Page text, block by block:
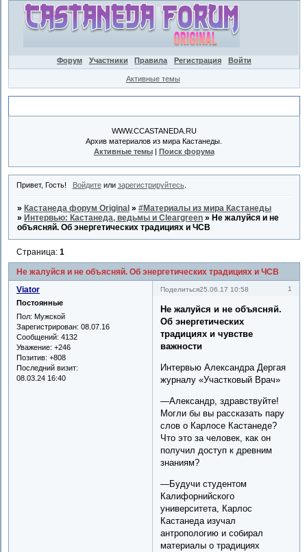
Форум Участники Правила Регистрация Войти
Активные темы
WWW.CCASTANEDA.RU
Архив материалов из мира Кастанеды.
Активные темы| Поиск форума
Привет, Гость! Войдитеили зарегистрируйтесь.
» Кастанеда форум Original »#Материалы из мира Кастанеды
» Интервью: Кастанеда, ведьмы и Cleargreen » Не жалуйся и не
объясняй. Об энергетических традициях и ЧСВ
Не жалуйся и не объясняй. Об энергетических традициях и ЧСВ
Страница:1
Поделиться 1
25.06.17 10:58
Viator
Постоянные
Пол: Мужской
Зарегистрирован: 08.07.16
Сообщений: 4132
Уважение: +246
Позитив: +808
Последний визит:
08.03.24 16:40
Не жалуйся и не объясняй.
Об энергетических
традициях и чувстве
важности
Интервью Александра Дергая
журналу «Участковый Врач»
—Александр, здравствуйте!
Могли бы вы рассказать пару
слов о Карлосе Кастанеде?
Что это за человек, как он
получил доступ к древним
знаниям?
—Будучи студентом
Калифорнийского
университета, Карлос
Кастанеда изучал
антропологию и собирал
материалы о традициях